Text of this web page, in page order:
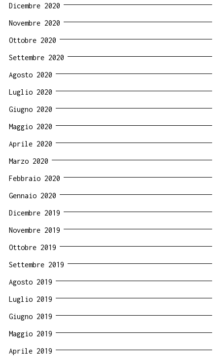
Dicembre 2020
Novembre 2020
Ottobre 2020
Settembre 2020
Agosto 2020
Luglio 2020
Giugno 2020
Maggio 2020
Aprile 2020
Marzo 2020
Febbraio 2020
Gennaio 2020
Dicembre 2019
Novembre 2019
Ottobre 2019
Settembre 2019
Agosto 2019
Luglio 2019
Giugno 2019
Maggio 2019
Aprile 2019